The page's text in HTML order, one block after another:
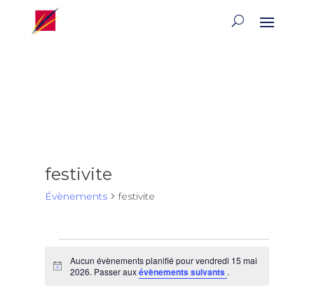
festivite
Évènements festivite
for
Notice
Aucun évènements planifié pour vendredi 15 mai
2026. Passer auxévènements suivants .